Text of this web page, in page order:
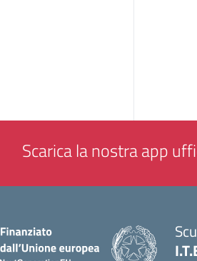
Scarica la nostra app